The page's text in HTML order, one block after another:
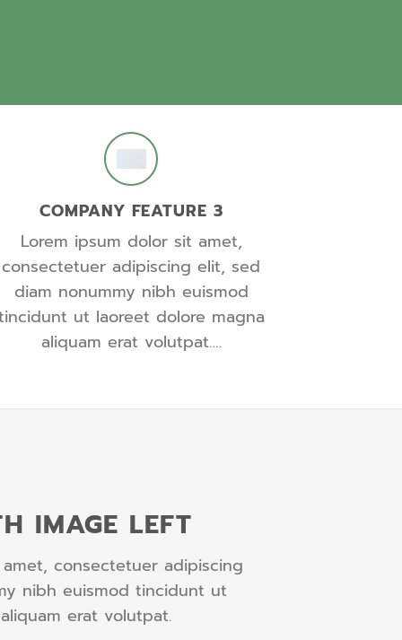
COMPANY FEATURE 3
Lorem ipsum dolor sit amet,
consectetuer adipiscing elit, sed
diam nonummy nibh euismod
ut laoreet dolore magna
aliquam erat volutpat….
IMAGE LEFT
consectetuer adipiscing
nibh euismod tincidunt ut
erat volutpat.